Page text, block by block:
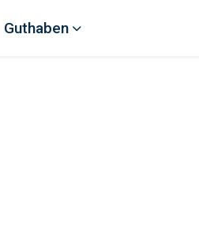
Guthaben